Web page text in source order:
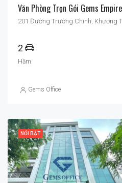
Văn Phòng Trọn Gói Gems
2
Hầm
Gems Office
NỔI BẬT